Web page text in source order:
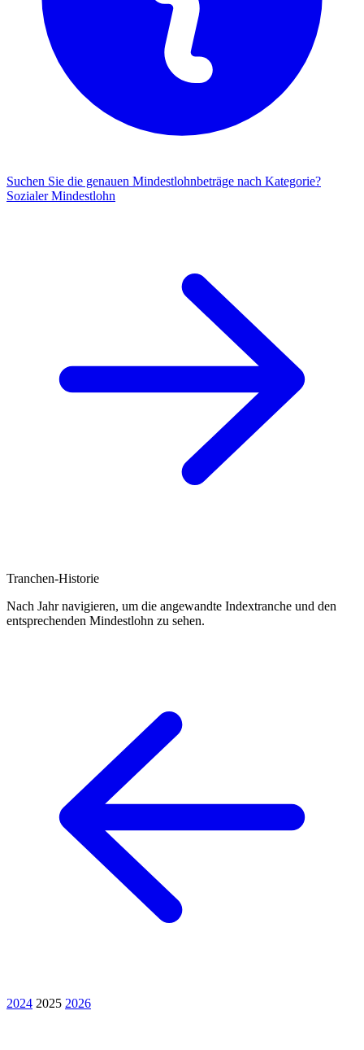
Suchen Sie die genauen Mindestlohnbeträge nach Kategorie?
Sozialer Mindestlohn
Tranchen-Historie
Nach Jahr navigieren, um die angewandte Indextranche und den
entsprechenden Mindestlohn zu sehen.
2024 2025 2026